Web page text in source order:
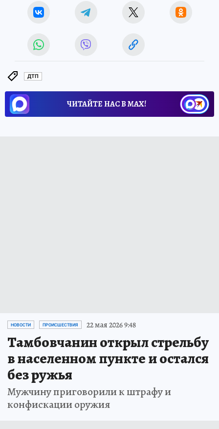
ДТП
ЧИТАЙТЕ НАС В МАХ!
НОВОСТИ ПРОИСШЕСТВИЯ 22 мая 2026 9:48
Тамбовчанин открыл стрельбу
в населенном пункте и остался
без ружья
Мужчину приговорили к штрафу и
конфискации оружия